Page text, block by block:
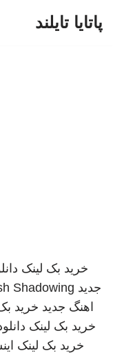
پاتایا تایلند
خرید بک لینک
جدید Shadowing
اهنگ جدید خرید
خرید بک لینک
خرید بک لینک